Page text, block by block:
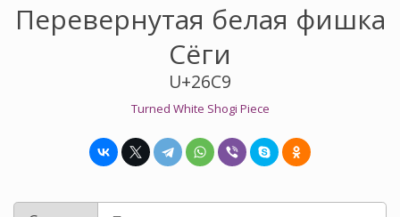
Перевернутая белая фишка
Сёги
U+26C9
Turned White Shogi Piece